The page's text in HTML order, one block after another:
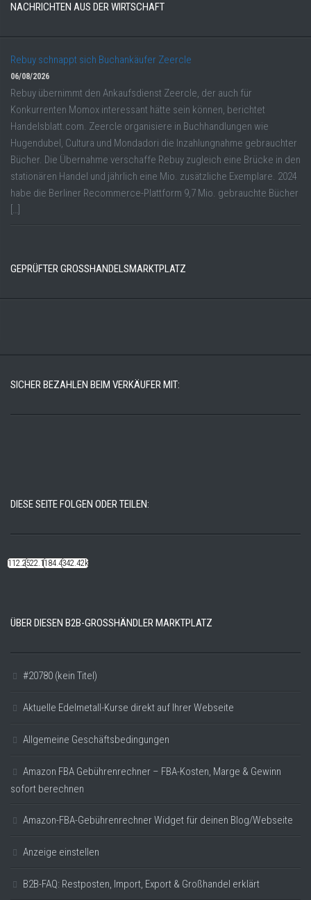
NACHRICHTEN AUS DER WIRTSCHAFT
Rebuy schnappt sich Buchankäufer Zeercle
06/08/2026
Rebuy übernimmt den Ankaufsdienst Zeercle, der auch für
Konkurrenten Momox interessant hätte sein können, berichtet
Handelsblatt.com. Zeercle organisiere in Buchhandlungen wie
Hugendubel, Cultura und Mondadori die Inzahlungnahme gebrauchter
Bücher. Die Übernahme verschaffe Rebuy zugleich eine Brücke in den
stationären Handel und jährlich eine Mio. zusätzliche Exemplare. 2024
habe die Berliner Recommerce-Plattform 9,7 Mio. gebrauchte Bücher
[…]
GEPRÜFTER GROSSHANDELSMARKTPLATZ
SICHER BEZAHLEN BEIM VERKÄUFER MIT:
DIESE SEITE FOLGEN ODER TEILEN:
112.22k522.14k184.48k342.42k
ÜBER DIESEN B2B-GROSSHÄNDLER MARKTPLATZ
#20780 (kein Titel)
Aktuelle Edelmetall-Kurse direkt auf Ihrer Webseite
Allgemeine Geschäftsbedingungen
Amazon FBA Gebührenrechner – FBA-Kosten, Marge & Gewinn
sofort berechnen
Amazon-FBA-Gebührenrechner Widget für deinen Blog/Webseite
Anzeige einstellen
B2B-FAQ: Restposten, Import, Export & Großhandel erklärt